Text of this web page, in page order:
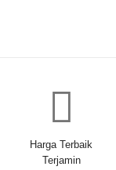
Harga Terbaik
Terjamin